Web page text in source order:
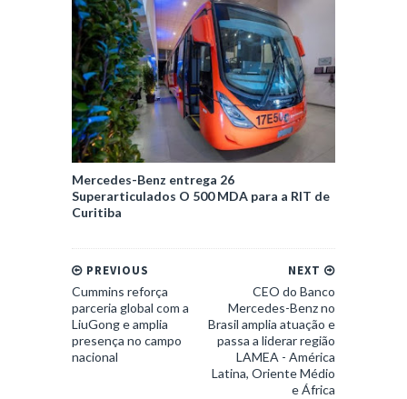
Mercedes-Benz entrega 26
Superarticulados O 500 MDA para a RIT de
Curitiba
NEXT
CEO do Banco
Mercedes-Benz no
Brasil amplia atuação e
passa a liderar região
LAMEA - América
Latina, Oriente Médio
e África
PREVIOUS
Cummins reforça
parceria global com a
LiuGong e amplia
presença no campo
nacional